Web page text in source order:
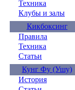
Техника
Клубы и залы
Кикбоксинг
Правила
Техника
Статьи
Кунг Фу (Ушу)
История